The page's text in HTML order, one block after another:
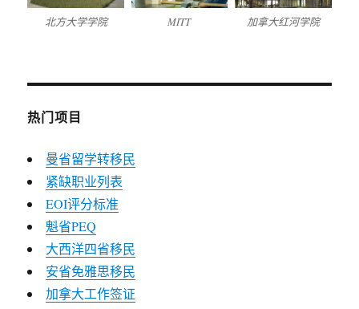
北方大学学院 MITT 加拿大红河学院
热门项目
曼省留学转移民
紧缺职业列表
EOI评分标准
魁省PEQ
大西洋四省移民
安省免雅思移民
加拿大工作签证